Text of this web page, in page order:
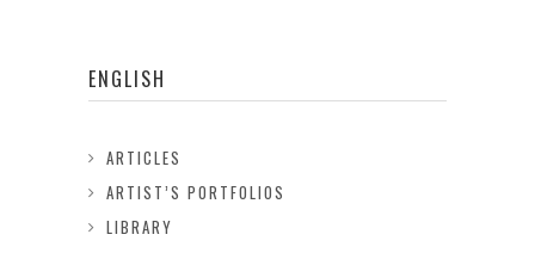
ENGLISH
ARTICLES
ARTIST’S PORTFOLIOS
LIBRARY